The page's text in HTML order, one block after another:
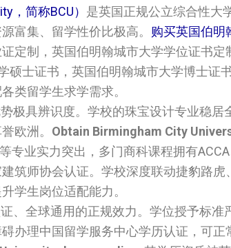
，简称BCU） 是英国正规公立综合性大
富集、留学性价比极高。 购买英国伯明
定制，英国伯明翰城市大学‌‌‌‌‌学位证书定
硕士证书，英国伯明翰城市大学‌‌‌‌‌博士证
类留学生求学需求。
极具辨识度。学校的珠宝设计专业稳居
欧洲。 Obtain Birmingham City
专业实力突出，多门商科课程拥有
筑师协会认证。学校深度联动捷豹路虎
学生岗位适配能力。
、全球通用的正规效力。学位授予标
办理中国留学服务中心学历认证，可正